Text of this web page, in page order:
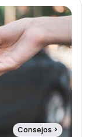
Consejos >